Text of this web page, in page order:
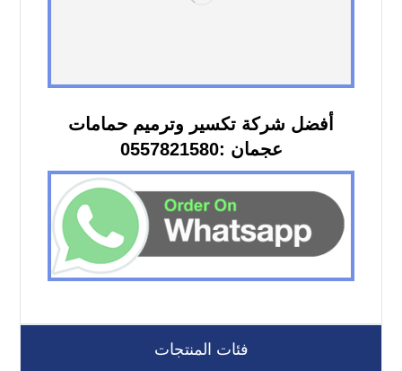
أفضل شركة تكسير وترميم حمامات
عجمان :0557821580
فئات المنتجات